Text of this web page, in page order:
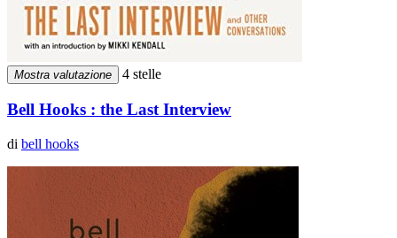
Mostra valutazione 4 stelle
Bell Hooks : the Last Interview
di bell hooks